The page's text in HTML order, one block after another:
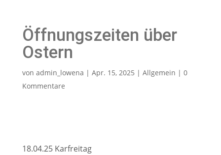
Öffnungszeiten über
Ostern
von admin_lowena | Apr. 15, 2025 | Allgemein | 0
Kommentare
18.04.25 Karfreitag